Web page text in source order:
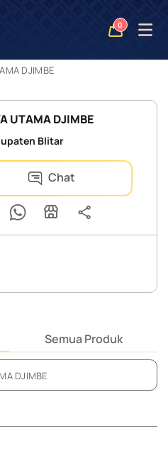
0
Open
DJIMBE
UTAMA DJIMBE
Blitar
Chat
Semua Produk